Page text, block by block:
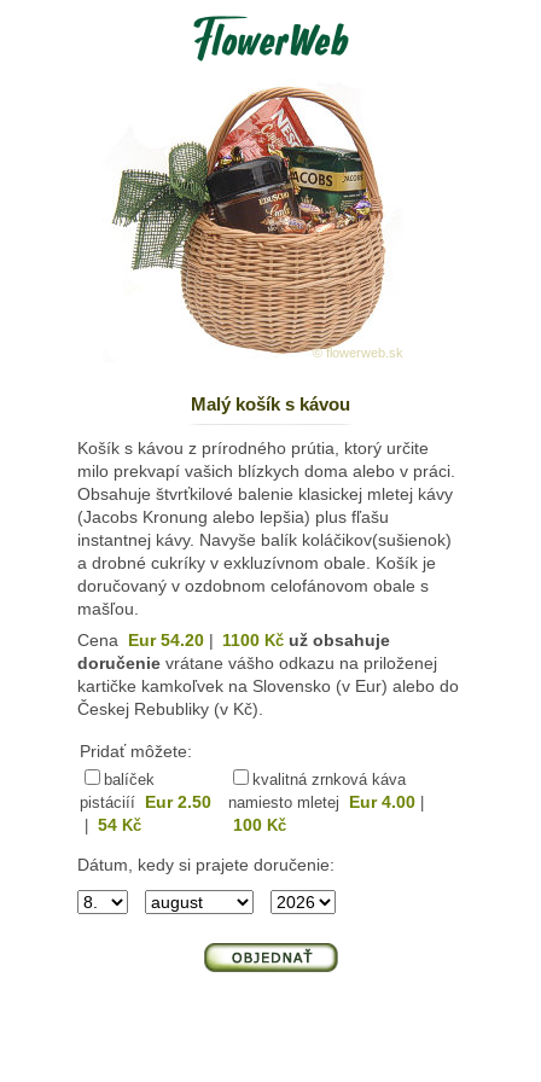
© flowerweb.sk
Malý košík s kávou
Košík s kávou z prírodného prútia, ktorý určite
milo prekvapí vašich blízkych doma alebo v práci.
Obsahuje štvrťkilové balenie klasickej mletej kávy
(Jacobs Kronung alebo lepšia) plus fľašu
instantnej kávy. Navyše balík koláčikov(sušienok)
a drobné cukríky v exkluzívnom obale. Košík je
doručovaný v ozdobnom celofánovom obale s
mašľou.
Cena
Eur 54.20| 1100 Kč už obsahuje
doručenie vrátane vášho odkazu na priloženej
kartičke kamkoľvek na Slovensko (v Eur) alebo do
Českej Rebubliky (v Kč).
Pridať môžete:
balíček
pistáciíí Eur 2.50
54Kč
kvalitná zrnková káva
namiesto mletej
Eur 4.00|
100Kč
Dátum, kedy si prajete doručenie: